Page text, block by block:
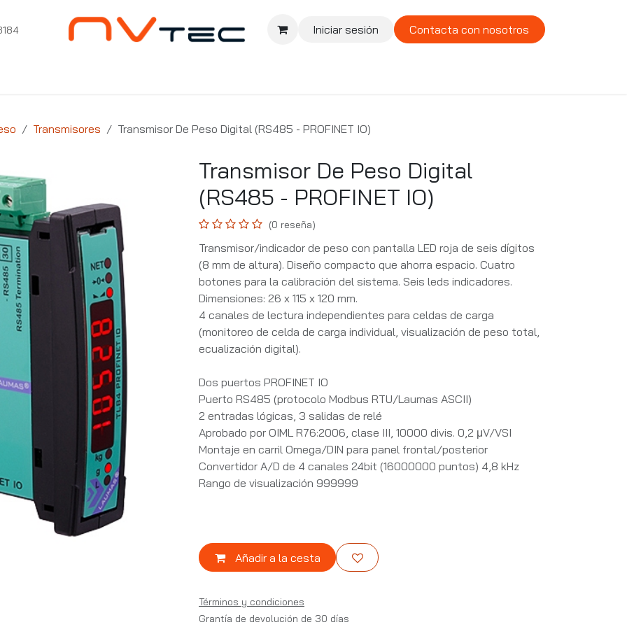
Iniciar sesión Contacta con nosotros
Transmisores Transmisor De Peso Digital (RS485 - PROFINET IO)
Transmisor De Peso Digital
(RS485 - PROFINET IO)
(0 reseña)
Transmisor/indicador de peso con pantalla LED roja de seis dígitos
(8 mm de altura). Diseño compacto que ahorra espacio. Cuatro
botones para la calibración del sistema. Seis leds indicadores.
Dimensiones: 26 x 115 x 120 mm.
4 canales de lectura independientes para celdas de carga
(monitoreo de celda de carga individual, visualización de peso total,
ecualización digital).
Dos puertos PROFINET IO
Puerto RS485 (protocolo Modbus RTU/Laumas ASCII)
2 entradas lógicas, 3 salidas de relé
Aprobado por OIML R76:2006, clase III, 10000 divis. 0,2 μV/VSI
Montaje en carril Omega/DIN para panel frontal/posterior
Convertidor A/D de 4 canales 24bit (16000000 puntos) 4,8 kHz
Rango de visualización 999999
Añadir a la cesta
Términos y condiciones
Grantía de devolución de 30 días